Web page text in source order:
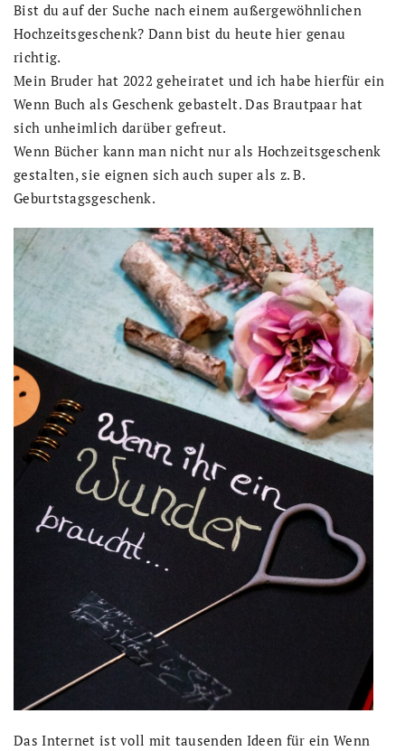
Bist du auf der Suche nach einem außergewöhnlichen
Hochzeitsgeschenk? Dann bist du heute hier genau
richtig.
Mein Bruder hat 2022 geheiratet und ich habe hierfür ein
Wenn Buch als Geschenk gebastelt. Das Brautpaar hat
sich unheimlich darüber gefreut.
Wenn Bücher kann man nicht nur als Hochzeitsgeschenk
gestalten, sie eignen sich auch super als z. B.
Geburtstagsgeschenk.
Das Internet ist voll mit tausenden Ideen für ein Wenn